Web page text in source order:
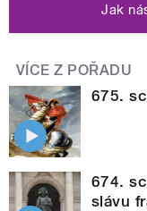
Jak
VÍCE Z POŘADU
675.
674.
slávu